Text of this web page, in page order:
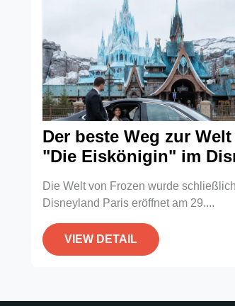
Der beste Weg zur
"Die Eiskönigin" im
Die Welt von Frozen wurde
Disneyland Paris eröffnet am 29....
VIEW DETAIL